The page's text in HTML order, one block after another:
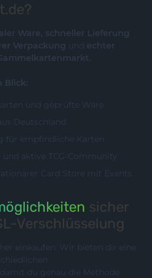
Ware, schneller Lieferung
Verpackung und echter
Blick:
und geprüfte Ware
Deutschland
für empfindliche Karten
und aktive TCG-Community
Card Store mit Events
sicher
Verschlüsselung
einkaufen: Wir bieten dir eine